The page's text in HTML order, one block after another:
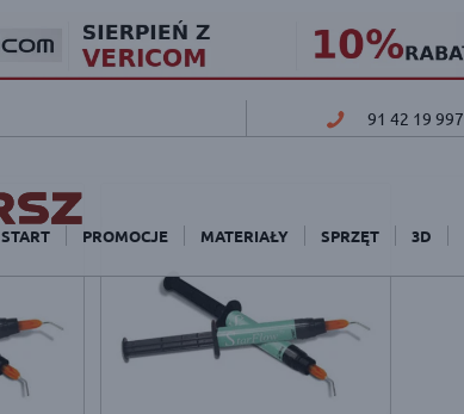
91 42 19 997
START PROMOCJE MATERIAŁY SPRZĘT 3D